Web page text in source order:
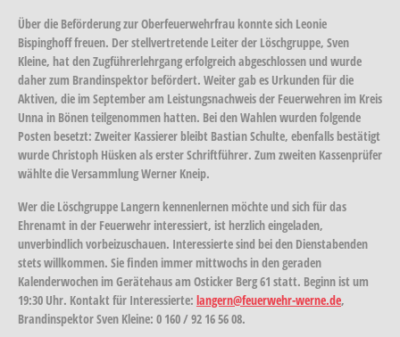
Über die Beförderung zur Oberfeuerwehrfrau konnte sich Leonie
Bispinghoff freuen. Der stellvertretende Leiter der Löschgruppe, Sven
Kleine, hat den Zugführerlehrgang erfolgreich abgeschlossen und wurde
daher zum Brandinspektor befördert. Weiter gab es Urkunden für die
Aktiven, die im September am Leistungsnachweis der Feuerwehren im Kreis
Unna in Bönen teilgenommen hatten. Bei den Wahlen wurden folgende
Posten besetzt: Zweiter Kassierer bleibt Bastian Schulte, ebenfalls bestätigt
wurde Christoph Hüsken als erster Schriftführer. Zum zweiten Kassenprüfer
wählte die Versammlung Werner Kneip.
Wer die Löschgruppe Langern kennenlernen möchte und sich für das
Ehrenamt in der Feuerwehr interessiert, ist herzlich eingeladen,
unverbindlich vorbeizuschauen. Interessierte sind bei den Dienstabenden
stets willkommen. Sie finden immer mittwochs in den geraden
Kalenderwochen im Gerätehaus am Osticker Berg 61 statt. Beginn ist um
19:30 Uhr. Kontakt für Interessierte: langern@feuerwehr-werne.de,
Brandinspektor Sven Kleine: 0 160 / 92 16 56 08.